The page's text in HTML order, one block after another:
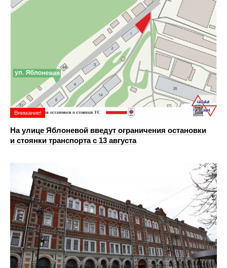
Внимание!
На улице Яблоневой введут ограничения остановки
и стоянки транспорта с 13 августа